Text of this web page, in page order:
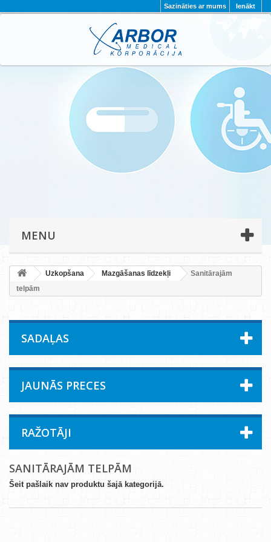
Ienākt
Sazināties ar mums
PAR MUMS PROJEKTI
KONTAKTI
PRIVĀTUMA POLITIKA
MENU
Uzkopšana Mazgāšanas līdzekļi
Sanitārajām
telpām
SADAĻAS
JAUNĀS PRECES
RAŽOTĀJI
SANITĀRAJĀM TELPĀM
Šeit pašlaik nav produktu šajā kategorijā.